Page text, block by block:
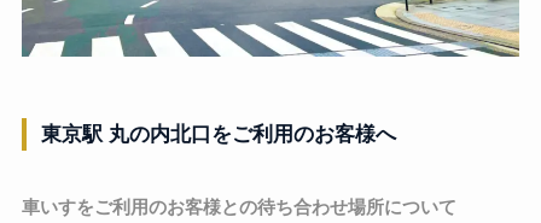
東京駅 丸の内北口をご利用のお客様へ
車いすをご利用のお客様との待ち合わせ場所について